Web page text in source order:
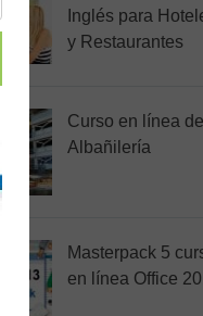
Inglés para
y Restaurantes
Curso en línea de
Albañilería
Masterpack 5
en línea Office